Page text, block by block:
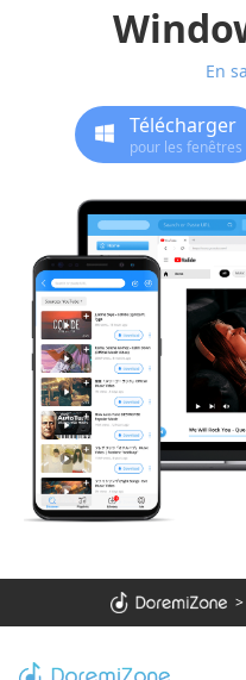
En
Télécharger
pour les fenêtres
>